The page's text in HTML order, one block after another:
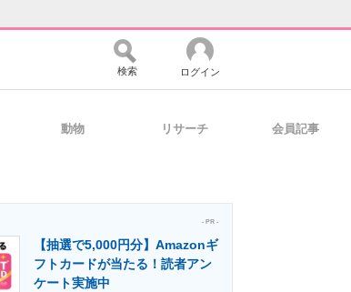
マーケ×ITの今がよく分かる
検索 ログイン
動物 リサーチ 会員記事
- PR -
【抽選で5,000円分】Amazonギ
フトカードが当たる！読者アン
ケート実施中